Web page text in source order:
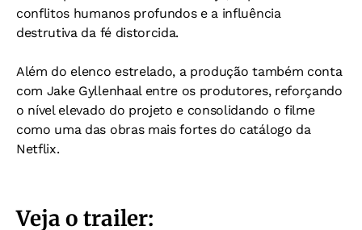
conflitos humanos profundos e a influência
destrutiva da fé distorcida.
Além do elenco estrelado, a produção também conta
com Jake Gyllenhaal entre os produtores, reforçando
o nível elevado do projeto e consolidando o filme
como uma das obras mais fortes do catálogo da
Netflix.
Veja o trailer: